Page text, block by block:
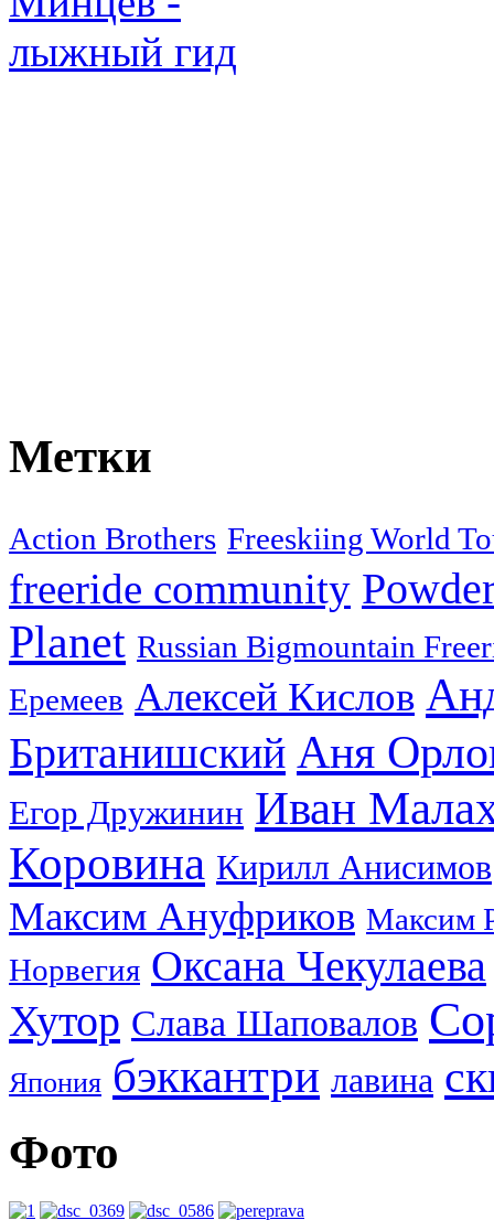
Метки
Action Brothers Freeskiing World
freeride community
Planet Russian Bigmountain
Еремеев Алексей Кислов
Британишский Аня
Егор Дружинин Иван
Коровина Кирилл Анисимов
Максим Ануфриков Максим
Норвегия Оксана Чекулаева
Хутор Слава Шаповалов
Япония бэккантри лавина
Фото